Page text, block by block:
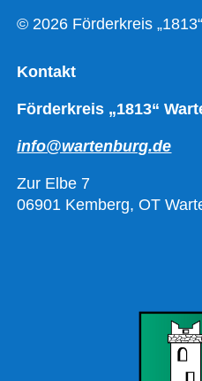
© 2026 Förderkreis
Kontakt
Förderkreis „1813“
info@wartenburg.de
Zur Elbe 7
06901 Kemberg, OT